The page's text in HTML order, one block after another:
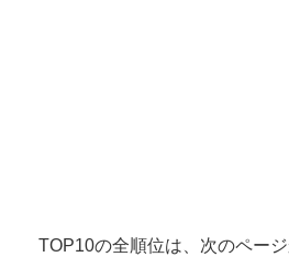
TOP10の全順位は、次のページ